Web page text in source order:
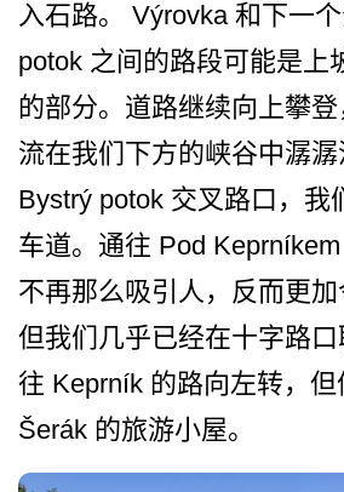
入石路。 Výrovka 和下一
potok 之间的路段可能是上
的部分。道路继续向上攀
流在我们下方的峡谷中潺
Bystrý potok 交叉路口，我
车道。通往 Pod
不再那么吸引人­，反而更加
但我们几乎已经在十字路
往 Keprník 的路向左转，
Šerák 的旅游小屋。